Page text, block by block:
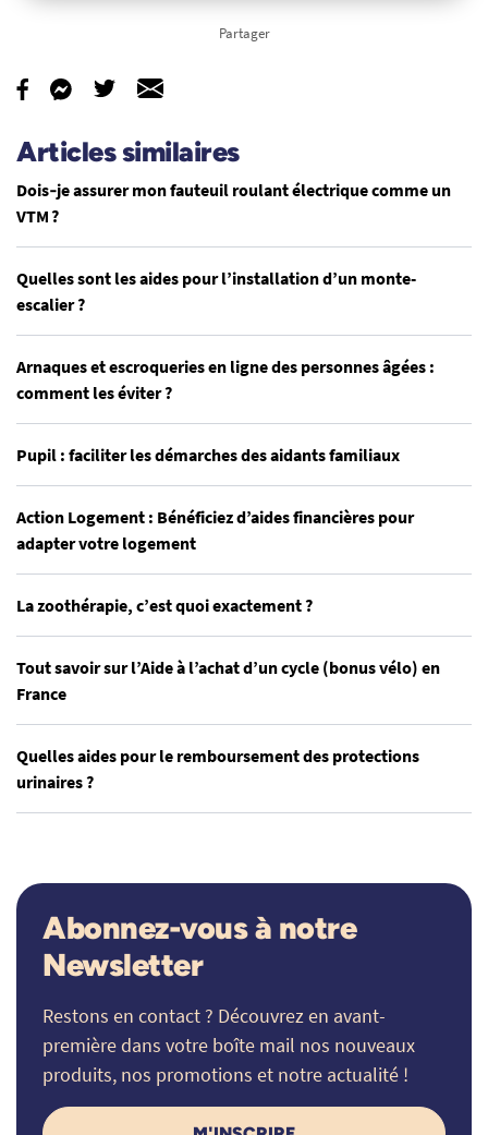
Partager
Articles similaires
Dois‑je assurer mon fauteuil roulant électrique comme un
VTM ?
Quelles sont les aides pour l’installation d’un monte-
escalier ?
Arnaques et escroqueries en ligne des personnes âgées :
comment les éviter ?
Pupil : faciliter les démarches des aidants familiaux
Action Logement : Bénéficiez d’aides financières pour
adapter votre logement
La zoothérapie, c’est quoi exactement ?
Tout savoir sur l’Aide à l’achat d’un cycle (bonus vélo) en
France
Quelles aides pour le remboursement des protections
urinaires ?
Abonnez-vous à notre
Newsletter
Restons en contact ? Découvrez en avant-
première dans votre boîte mail nos nouveaux
produits, nos promotions et notre actualité !